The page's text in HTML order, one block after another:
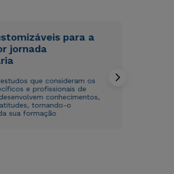
para a
jornada
que consideram os
e profissionais de
conhecimentos,
tornando-o
sua formação
acordo com aPolítica de Privacidade.
que meus dados sejam utilizados para o
conteúdos da Cruzeiro do Sul.
acordo com aPolítica de Privacidade.
que meus dados sejam utilizados para o
conteúdos da Cruzeiro do Sul.